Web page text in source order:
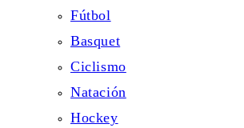
Fútbol
Basquet
Ciclismo
Natación
Hockey